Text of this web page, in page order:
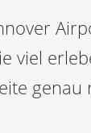
viel